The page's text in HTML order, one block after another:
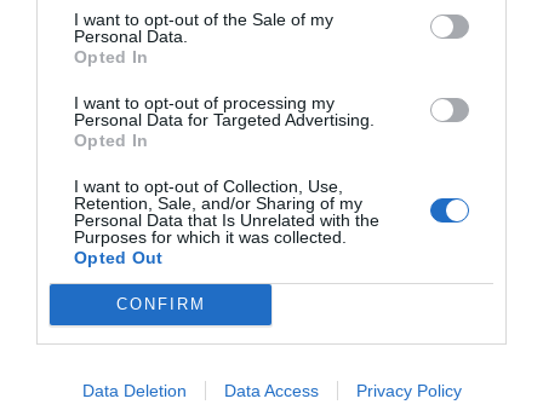
I want to opt-out of the Sale of my
Personal Data.
Opted In
I want to opt-out of processing my
Personal Data for Targeted Advertising.
Opted In
I want to opt-out of Collection, Use,
Retention, Sale, and/or Sharing of my
Personal Data that Is Unrelated with the
Purposes for which it was collected.
Opted Out
CONFIRM
Data Deletion Data Access Privacy Policy
Chokladkolaglasyr
som grund och fyllig smak av smält choklad och